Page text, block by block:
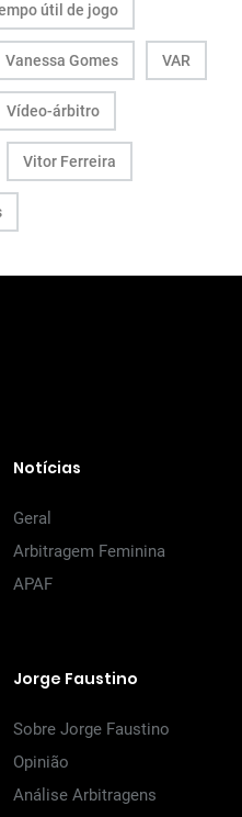
útil de jogo
Vanessa Gomes VAR
Vídeo-árbitro
Vitor Ferreira
Notícias
Geral
Arbitragem Feminina
APAF
Jorge Faustino
Sobre Jorge Faustino
Opinião
Análise Arbitragens